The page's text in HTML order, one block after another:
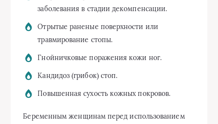
заболевания в стадии декомпенсации.
Отрытые раненые поверхности или
травмирование стопы.
Гнойничковые поражения кожи ног.
Кандидоз (грибок) стоп.
Повышенная сухость кожных покровов.
Беременным женщинам перед использованием